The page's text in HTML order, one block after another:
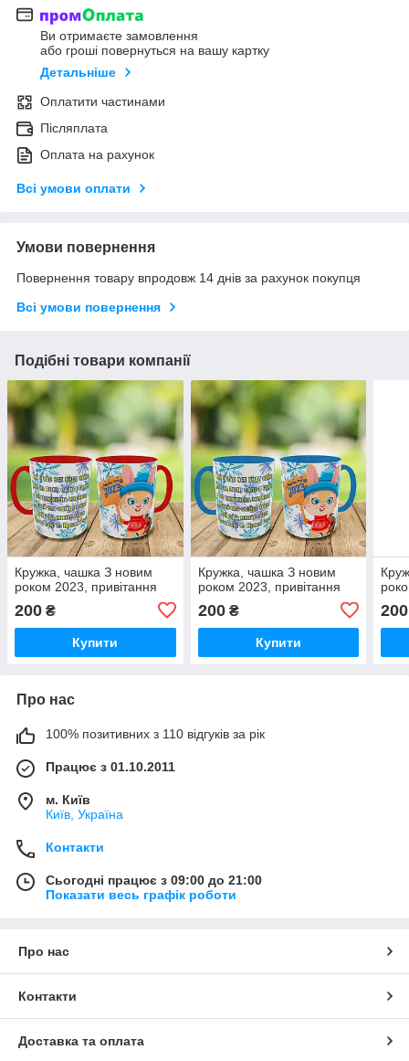
Ви отримаєте замовлення
або гроші повернуться на вашу картку
Детальніше
Оплатити частинами
Післяплата
Оплата на рахунок
Всі умови оплати
Умови повернення
Повернення товару впродовж 14 днів за рахунок покупця
Всі умови повернення
Подібні товари компанії
Кружка, чашка З новим
роком 2023, привітання
200 ₴
Купити
Кружка, чашка З новим
роком 2023, привітання
200₴
Купити
200
Про нас
100% позитивних з 110 відгуків за рік
Працює з 01.10.2011
м. Київ
Київ, Україна
Контакти
Сьогодні працює з 09:00 до 21:00
Показати весь графік роботи
Про нас
Контакти
Доставка та оплата